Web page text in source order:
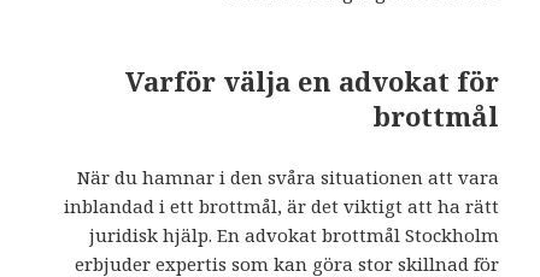
Varför välja en advokat för
brottmål
När du hamnar i den svåra situationen att vara
inblandad i ett brottmål, är det viktigt att ha rätt
juridisk hjälp. En advokat brottmål Stockholm
erbjuder expertis som kan göra stor skillnad för